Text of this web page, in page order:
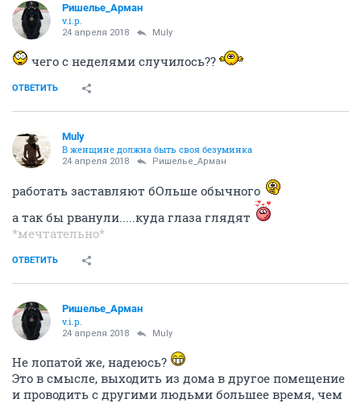
Ришелье_Арман
v.i.p.
24 апреля 2018 Muly
чего с неделями случилось??
ОТВЕТИТЬ
Muly
В женщине должна быть своя безyминка
24 апреля 2018 Ришелье_Арман
работать заставляют бОльше обычного
а так бы рванули.....куда глаза глядят
*мечтательно*
ОТВЕТИТЬ
Ришелье_Арман
v.i.p.
24 апреля 2018 Muly
Не лопатой же, надеюсь?
Это в смысле, выходить из дома в другое помещение
и проводить с другими людьми большее время, чем